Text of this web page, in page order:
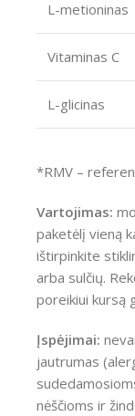
L-metioninas
Vitaminas C
L-glicinas
*RMV –
Vartojimas:
paketėlį vieną
ištirpinkite
arba sulčių.
poreikiui kursą
Įspėjimai:
jautrumas
nėščioms ir